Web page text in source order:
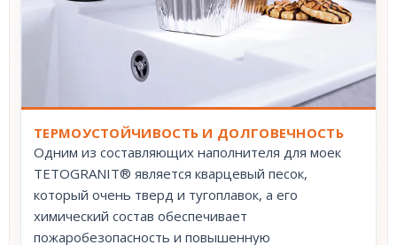
ТЕРМОУСТОЙЧИВОСТЬ И ДОЛГОВЕЧНОСТЬ
Одним из составляющих наполнителя для моек
TETOGRANIT® является кварцевый песок,
который очень тверд и тугоплавок, а его
химический состав обеспечивает
пожаробезопасность и повышенную